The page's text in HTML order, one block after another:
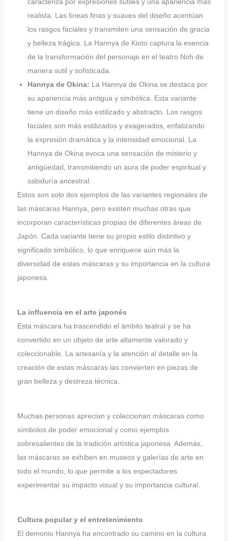
caracteriza por expresiones sutiles y una apariencia más
realista. Las líneas finas y suaves del diseño acentúan
los rasgos faciales y transmiten una sensación de gracia
y belleza trágica. La Hannya de Kioto captura la esencia
de la transformación del personaje en el teatro Noh de
manera sutil y sofisticada.
Hannya de Okina: La Hannya de Okina se destaca por
su apariencia más antigua y simbólica. Esta variante
tiene un diseño más estilizado y abstracto. Los rasgos
faciales son más estilizados y exagerados, enfatizando
la expresión dramática y la intensidad emocional. La
Hannya de Okina evoca una sensación de misterio y
antigüedad, transmitiendo un aura de poder espiritual y
sabiduría ancestral.
Estos son solo dos ejemplos de las variantes regionales de
las máscaras Hannya, pero existen muchas otras que
incorporan características propias de diferentes áreas de
Japón. Cada variante tiene su propio estilo distintivo y
significado simbólico, lo que enriquece aún más la
diversidad de estas máscaras y su importancia en la cultura
japonesa.
La influencia en el arte japonés
Esta máscara ha trascendido el ámbito teatral y se ha
convertido en un objeto de arte altamente valorado y
coleccionable. La artesanía y la atención al detalle en la
creación de estas máscaras las convierten en piezas de
gran belleza y destreza técnica.
Muchas personas aprecian y coleccionan máscaras como
símbolos de poder emocional y como ejemplos
sobresalientes de la tradición artística japonesa. Además,
las máscaras se exhiben en museos y galerías de arte en
todo el mundo, lo que permite a los espectadores
experimentar su impacto visual y su importancia cultural.
Cultura popular y el entretenimiento
El demonio Hannya ha encontrado su camino en la cultura